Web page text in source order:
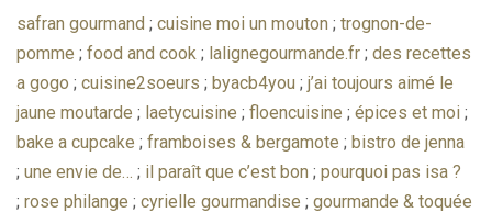
safran gourmand ; cuisine moi un mouton ; trognon-de-
pomme ; food and cook ; lalignegourmande.fr ; des recettes
a gogo ; cuisine2soeurs ; byacb4you ; j’ai toujours aimé le
jaune moutarde ; laetycuisine ; floencuisine ; épices et moi ;
bake a cupcake ; framboises & bergamote ; bistro de jenna
; une envie de… ; il paraît que c’est bon ; pourquoi pas isa ?
; rose philange ; cyrielle gourmandise ; gourmande & toquée